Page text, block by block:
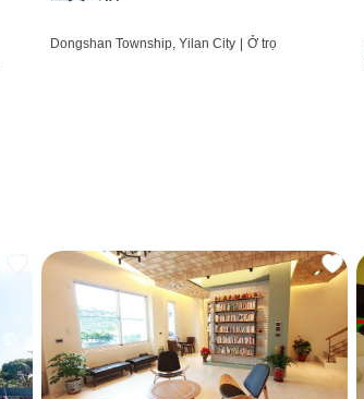
Dongshan Township, Yilan City | Ở trọ